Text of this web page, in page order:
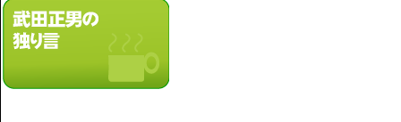
Home
所属弁護士
法律相談案内